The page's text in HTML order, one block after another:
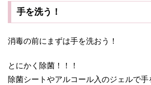
手を洗う！
消毒の前に まずは手を洗おう！
とにかく除菌！！！
除菌シートやアルコール入のジェルで手